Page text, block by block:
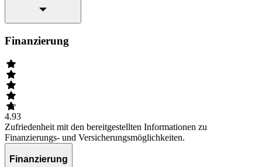
Finanzierung
4.93
Zufriedenheit mit den bereitgestellten Informationen zu
Finanzierungs- und Versicherungsmöglichkeiten.
Finanzierung